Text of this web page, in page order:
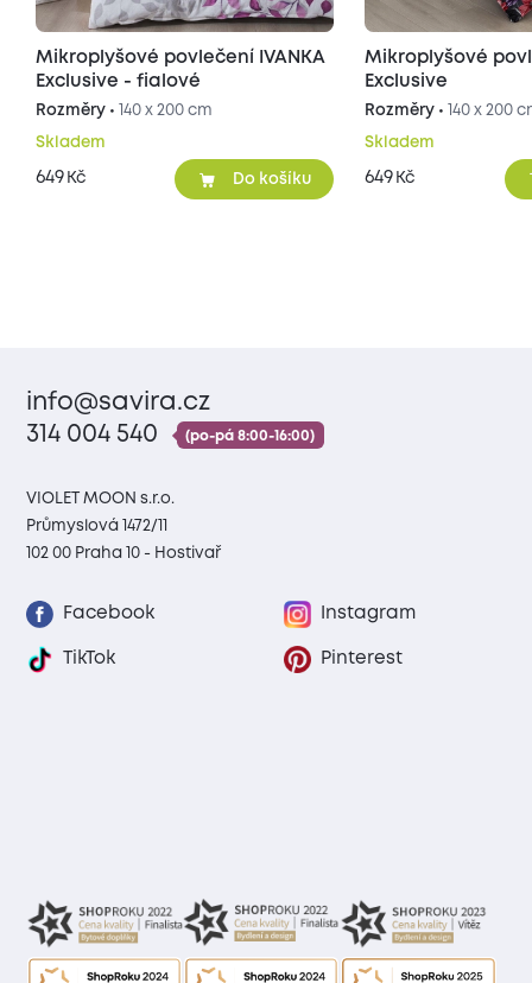
Mikroplyšové povlečení IVANKA
Exclusive - fialové
Rozměry • 140 x 200 cm
Skladem
649 Kč Do košíku
Mikroplyšové
Exclusive
Rozměry • 140 x 200
Skladem
649 Kč
info@savira.cz
314 004 540
(po-pá 8:00-16:00)
VIOLET MOON s.r.o.
Průmyslová 1472/11
102 00 Praha 10 - Hostivař
Facebook Instagram
TikTok Pinterest